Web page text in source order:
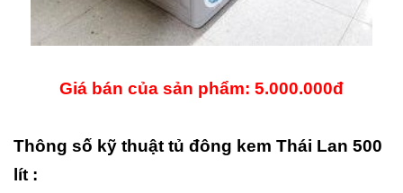
Giá bán của sản phẩm: 5.000.000đ
Thông số kỹ thuật tủ đông kem Thái Lan 500
lít :